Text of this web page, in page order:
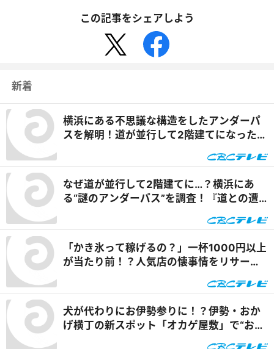
この記事をシェアしよう
新着
横浜にある不思議な構造をしたアンダーパ
スを解明！道が並行して2階建てになったワ
なぜ道が並行して2階建てに…？横浜にあ
る“謎のアンダーパス”を調査！『道との遭
「かき氷って稼げるの？」一杯1000円以上
が当たり前！？人気店の懐事情をリサーチ
犬が代わりにお伊勢参りに！？伊勢・おか
げ横丁の新スポット「オカゲ屋敷」で“おか